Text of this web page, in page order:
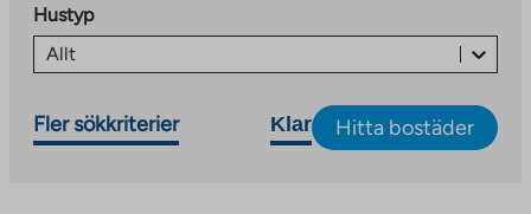
Hustyp
Allt
Fler sökkriterier Klar Hitta bostäder